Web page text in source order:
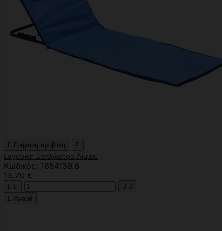
 Γρήγορη προβολή 
Laydown Ξαπλώστρα Άμμου
Κωδικός: 1654139.5
13,20 €
   
 Αγορά